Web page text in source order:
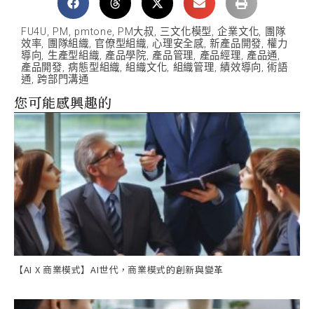
FU4U, PM, pmtone, PM大叔, 三文化模型,企業文化, 團隊
效率, 團隊組織, 官僚型組織,心理安全感,新產品開發,權力
導向, 生產型組織, 產品學院, 產品管理, 產品經理, 產品通,
產品開發,病態型組織,組織文化, 組織管理,績效導向,術語
通, 跨部門溝通
您可能感興趣的
【AI X 商業模式】AI世代，商業模式的創新與變革